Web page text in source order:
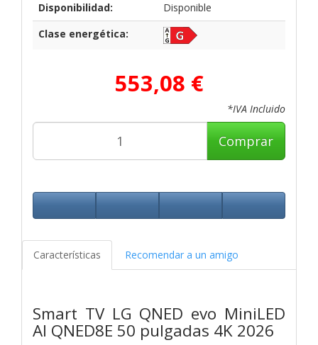
Disponibilidad:
Disponible
Clase energética:
553,08 €
*IVA Incluido
Comprar
Características Recomendar a un amigo
Smart TV LG QNED evo MiniLED
AI QNED8E 50 pulgadas 4K 2026